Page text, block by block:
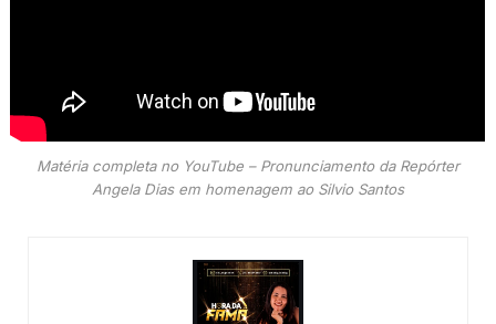
Matéria completa no YouTube – Pronunciamento da Repórter
Angela Dias em homenagem ao Silvio Santos